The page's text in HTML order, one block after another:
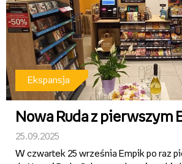
Ekspansja
Nowa Ruda z pierwszym
25.09.2025
W czwartek 25 września Empik po raz